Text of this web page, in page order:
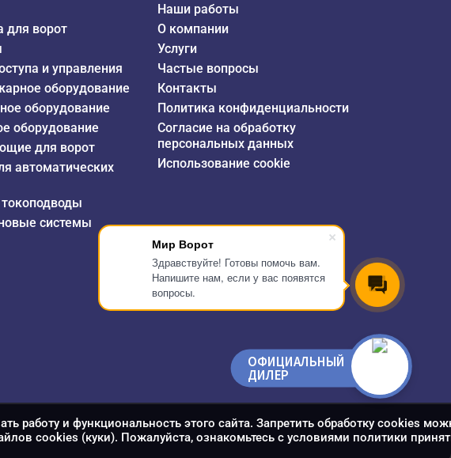
Мир Ворот
Здравствуйте! Готовы помочь вам.
Напишите нам, если у вас появятся
вопросы.
для ворот
и управления
оборудование
оборудование
оборудование
для ворот
автоматических
системы
Наши работы
О компании
Услуги
Частые вопросы
Контакты
Политика конфиденциальности
Согласие на обработку
персональных данных
Использование cookie
работу и функциональность этого сайта. Запретить обработку cookies
cookies (куки). Пожалуйста, ознакомьтесь с условиями политики
ОФИЦИАЛЬНЫЙ
ДИЛЕР